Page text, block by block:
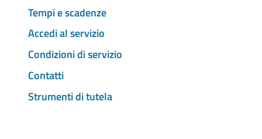
Tempi e scadenze
Accedi al servizio
Condizioni di servizio
Contatti
Strumenti di tutela